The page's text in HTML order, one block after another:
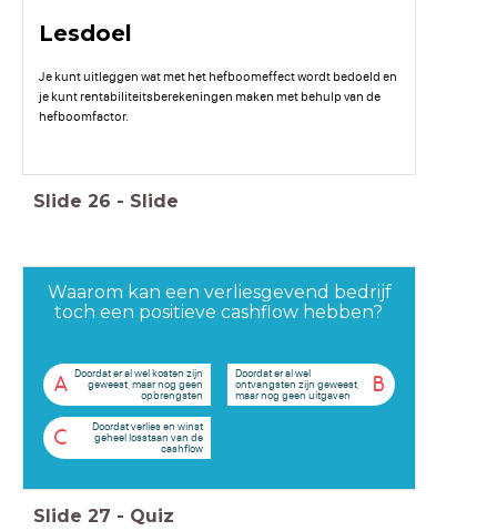
Lesdoel
Je kunt uitleggen wat met het hefboomeffect wordt bedoeld en
je kunt rentabiliteitsberekeningen maken met behulp van de
hefboomfactor.
Slide 26 - Slide
Waarom kan een verliesgevend bedrijf
toch een positieve cashflow hebben?
A
Doordat er al wel kosten zijn
geweest, maar nog geen
opbrengsten
B
Doordat er al wel
ontvangsten zijn geweest,
maar nog geen uitgaven
C
Doordat verlies en winst
geheel losstaan van de
cashflow
Slide 27 - Quiz